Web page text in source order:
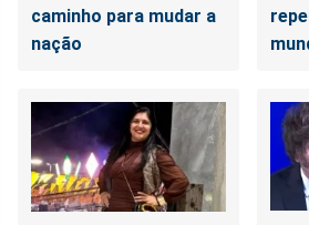
caminho para mudar a
nação